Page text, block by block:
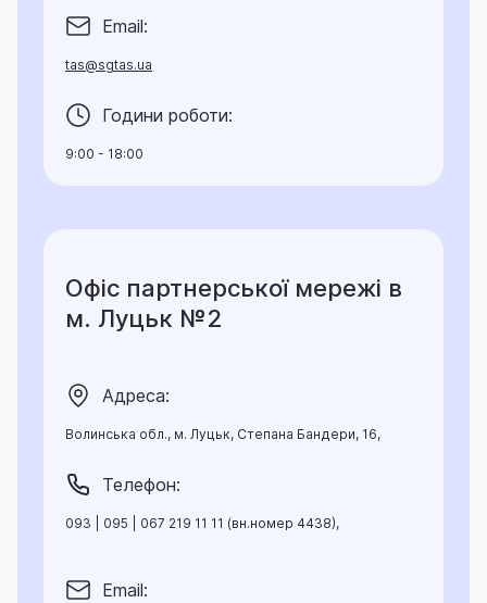
Email:
tas@sgtas.ua
Години роботи:
9:00 - 18:00
Офіс партнерської мережі в
м. Луцьк №2
Адреса:
Волинська обл., м. Луцьк, Степана Бандери, 16,
Телефон:
093 | 095 | 067 219 11 11 (вн.номер 4438),
Email: